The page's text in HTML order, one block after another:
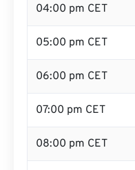
04:00 pm CET
05:00 pm CET
06:00 pm CET
07:00 pm CET
08:00 pm CET